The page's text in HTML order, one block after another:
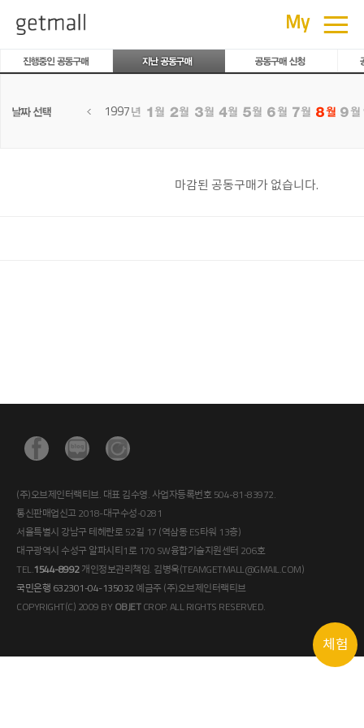
My ≡
공동구매
1997
마감된 공동구매가 없습니다.
(주)오브제인터랙티브. 대표 김수영. 사업자등록번호 504-81-83972.
통신판매업신고 2018-대구수성-0281
서울특별시 강남구 테헤란로 52길 17 (역삼동 ES타워 13층)
대구광역시 수성구 알파시티1로 170 SW융합기술지원센터 206호
TEL.1544-8992개인정보관리책임. 김병욱(TEAMGETMALL@GMAIL.COM)
국민은행 632301-04-135032 예금주 (주)오브제인터랙티브
COPYRIGHT(C) 2009 BYOBJETCROP. ALL RIGHTS RESERVED.
체험